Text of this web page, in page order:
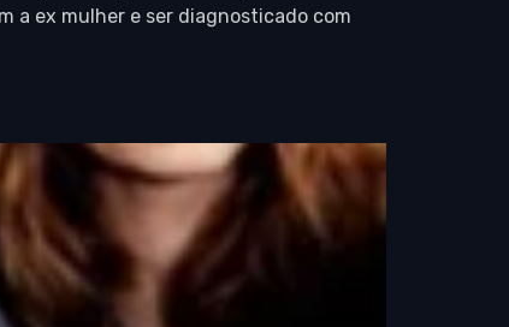
a ex mulher e ser diagnosticado com